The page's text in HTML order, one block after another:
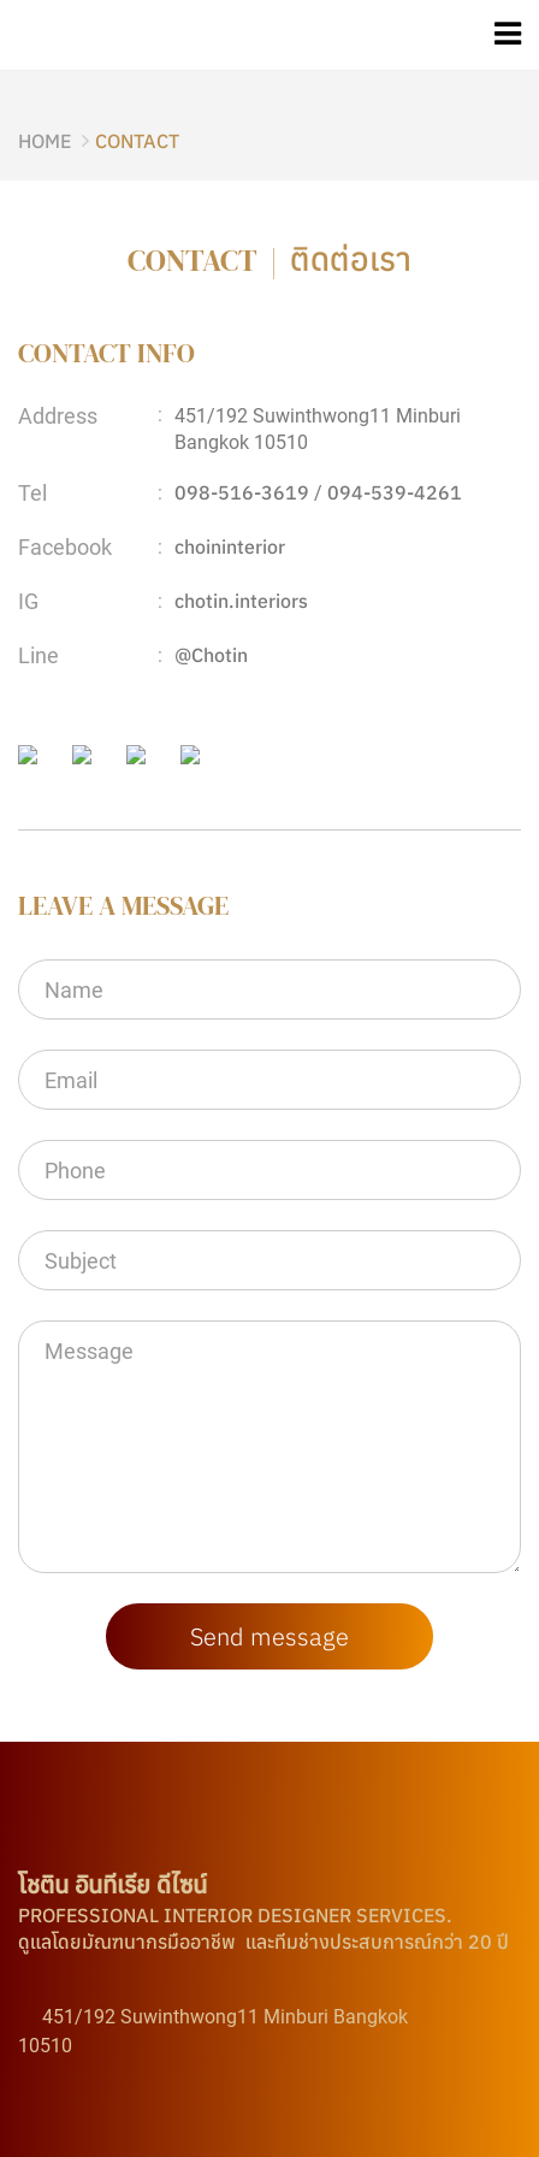
HOME CONTACT
CONTACT | ติดต่อเรา
CONTACT INFO
Address : 451/192 Suwinthwong11 Minburi
Bangkok 10510
Tel : 098-516-3619 / 094-539-4261
Facebook : choininterior
IG : chotin.interiors
Line : @Chotin
LEAVE A MESSAGE
Send message
โชติน อินทีเรีย ดีไซน์
PROFESSIONAL INTERIOR DESIGNER SERVICES.
ดูแลโดยมัณฑนากรมืออาชีพ และทีมช่างประสบการณ์กว่า 20 ปี
451/192 Suwinthwong11 Minburi Bangkok
10510